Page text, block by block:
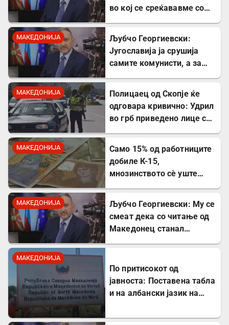
во кој се среќававме со
МАКЕДОНИЈА
Љубчо Георгиевски:
Југославија ја срушија
самите комунисти, а за
молчеа освен мене
МАКЕДОНИЈА
Полицаец од Скопје ќе
одговара кривично: Удрил
во грб приведено лице со
МАКЕДОНИЈА
Само 15% од работниците
добиле К-15,
мнозинството сè уште
МАКЕДОНИЈА
Љубчо Георгиевски: Му се
смеат дека со читање од
Македонец станал
интелектуалец
МАКЕДОНИЈА
По притисокот од
јавноста: Поставена табла
и на албански јазик на